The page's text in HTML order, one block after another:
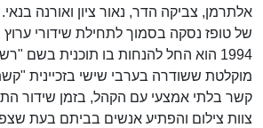
אלתרמן, צביקה הדר, נאור ציון ואורנה בנאי.
1994 הוא החל להנחות בו תוכנית בשם
מוקלטת ששודרה בערבי שישי בזכיינית
קשר בלתי אמצעי עם הקהל, בזמן שידור
צוות צילום והפתיע אנשים בביתם בעת